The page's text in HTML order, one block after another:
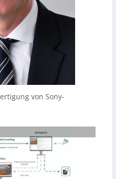
von Sony-